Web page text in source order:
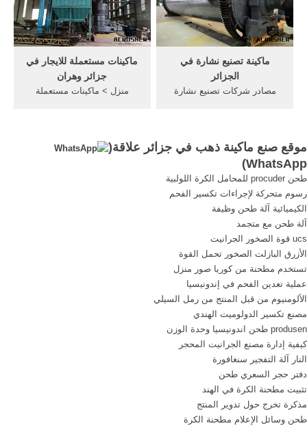
ماكينات مستعملة للايجار في
جزائر وهران
منزل > ماكينات مستعملة
ماكينة تصنيع نشارة في
الجزائر
مصادر شركات تصنيع نشارة
موقع صنع ماكينة ذهب في جزائر علاقة(
WhatsApp
)
طحن procuder للمحامل الكرة اللولبية
رسوم متحركة لإجراءات تكسير الفحم
الكيميائية آلة طحن وظيفة
آلة طحن مع متجمد
ucs قوة الصخور الجرانيت
الأزرق البازلت الصخور تحمل القوة
تستخدم مطحنة من كوريا صور منزل
عملية تعدين الفحم في إندونيسيا
الألومنيوم من قبل المنتج من رمل السيلي
مصنع تكسير الدولوميت الهندي
produsen طحن اندونيسيا وحدة الوزن
كيفية إدارة مصنع الجرانيت المحجر
النار آلة التفجير سنغافورة
دفتر حجر السعري طحن
تثبيت مطحنة الكرة في الهند
مذكرة تخرج حول تدوير المنتج
طحن وسائل الإعلام مطحنة الكرة